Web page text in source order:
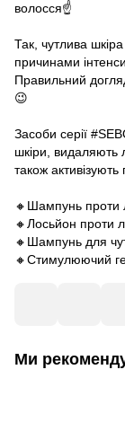
волосся☝️
Так, чутлива
причинами
Правильний
😉
Засоби серії
шкіри, видаляють
також
🔸️Шампунь проти
🔸️Лосьйон проти
🔸️Шампунь для
🔸️Стимулюючий
Ми